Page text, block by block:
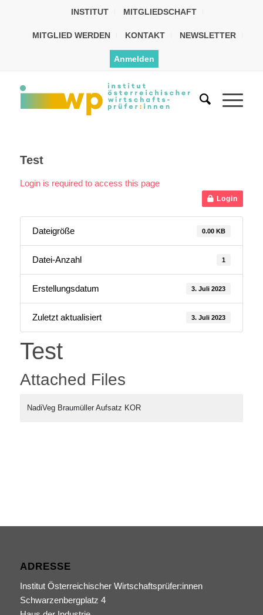
INSTITUT MITGLIEDSCHAFT
MITGLIED WERDEN KONTAKT NEWSLETTER
Anmelden
Test
Login is required to access this page
Login
Dateigröße 0.00 KB
Datei-Anzahl 1
Erstellungsdatum 3. Juli 2023
Zuletzt aktualisiert 3. Juli 2023
Test
Attached Files
NadiVeg Braumüller Aufsatz KOR
ADRESSE
Institut Österreichischer Wirtschaftsprüfer:innen
Schwarzenbergplatz 4